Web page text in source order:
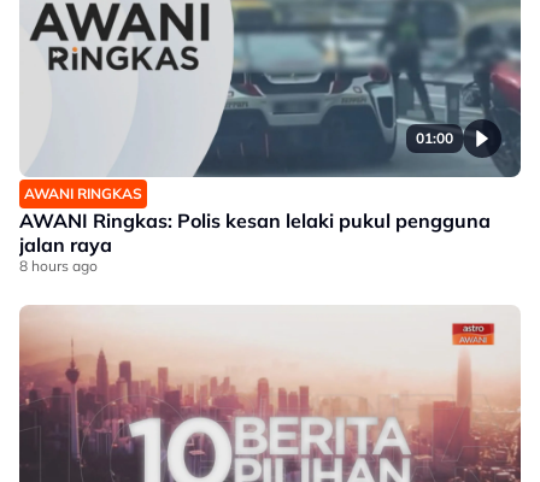
01:00
AWANI RINGKAS
AWANI Ringkas: Polis kesan lelaki pukul pengguna
jalan raya
8 hours ago